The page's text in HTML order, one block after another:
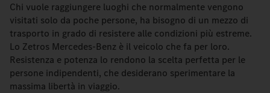
Chi vuole raggiungere luoghi che normalmente vengono
visitati solo da poche persone, ha bisogno di un mezzo di
trasporto in grado di resistere alle condizioni più estreme.
Lo Zetros Mercedes-Benz è il veicolo che fa per loro.
Resistenza e potenza lo rendono la scelta perfetta per le
persone indipendenti, che desiderano sperimentare la
massima libertà in viaggio.